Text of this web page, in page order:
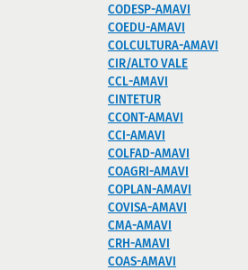
CODESP-AMAVI
COEDU-AMAVI
COLCULTURA-AMAVI
CIR/ALTO VALE
CCL-AMAVI
CINTETUR
CCONT-AMAVI
CCI-AMAVI
COLFAD-AMAVI
COAGRI-AMAVI
COPLAN-AMAVI
COVISA-AMAVI
CMA-AMAVI
CRH-AMAVI
COAS-AMAVI